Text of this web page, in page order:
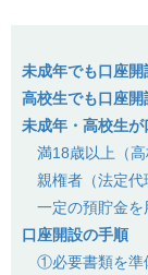
未成年でも口座
高校生でも口座
未成年・高校生
満18歳以上（高
親権者（法定代
一定の預貯金を
口座開設の手順
①必要書類を準